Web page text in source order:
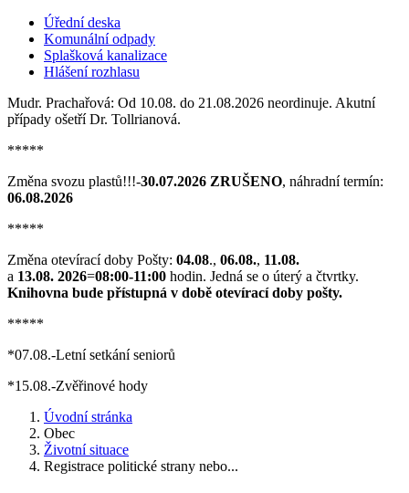
Úřední deska
Komunální odpady
Splašková kanalizace
Hlášení rozhlasu
Mudr. Prachařová: Od 10.08. do 21.08.2026 neordinuje. Akutní
případy ošetří Dr. Tollrianová.
*****
Změna svozu plastů!!!-30.07.2026 ZRUŠENO, náhradní termín:
06.08.2026
*****
Změna otevírací doby Pošty: 04.08., 06.08., 11.08.
a 13.08. 2026=08:00-11:00 hodin. Jedná se o úterý a čtvrtky.
Knihovna bude přístupná v době otevírací doby pošty.
*****
*07.08.-Letní setkání seniorů
*15.08.-Zvěřinové hody
Úvodní stránka
Obec
Životní situace
Registrace politické strany nebo...